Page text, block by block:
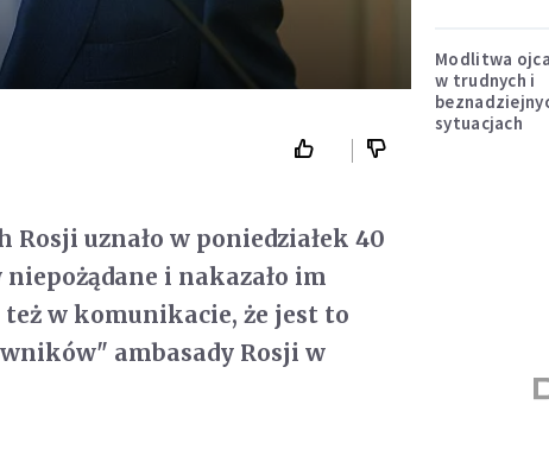
uznało w poniedziałek 40
i nakazało im
w komunikacie, że jest to
ambasady Rosji w
Modlitwa
w trudnych i
sytuacjach